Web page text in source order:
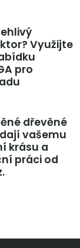
Využijte
pro
dřevěné
vašemu
krásu a
práci od